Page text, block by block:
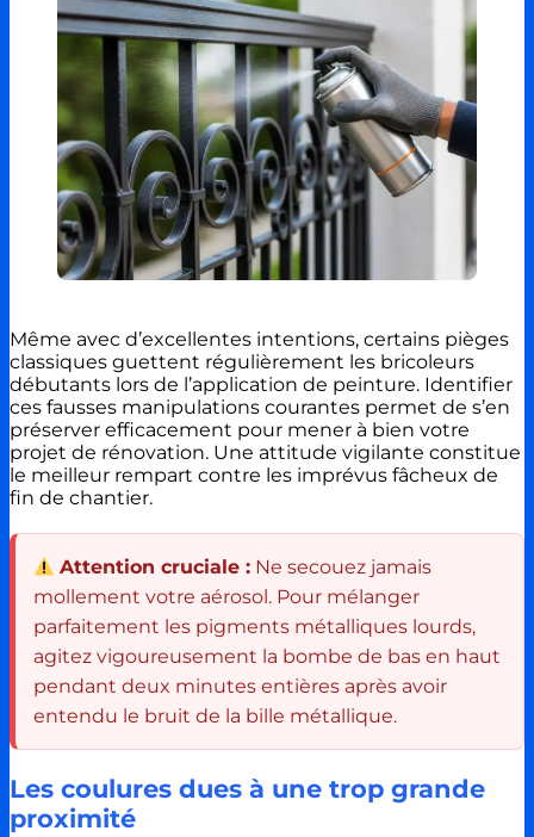
Même avec d’excellentes intentions, certains pièges
classiques guettent régulièrement les bricoleurs
débutants lors de l’application de peinture. Identifier
ces fausses manipulations courantes permet de s’en
préserver efficacement pour mener à bien votre
projet de rénovation. Une attitude vigilante constitue
le meilleur rempart contre les imprévus fâcheux de
fin de chantier.
Attention cruciale : Ne secouez jamais
mollement votre aérosol. Pour mélanger
parfaitement les pigments métalliques lourds,
agitez vigoureusement la bombe de bas en haut
pendant deux minutes entières après avoir
entendu le bruit de la bille métallique.
Les coulures dues à une trop grande
proximité